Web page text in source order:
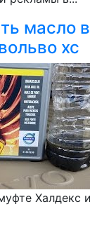
масло
хс
Халдекс